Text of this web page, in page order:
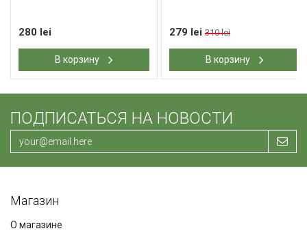
280 lei
В корзину
279 lei 310 lei
В корзину
ПОДПИСАТЬСЯ НА НОВОСТИ
Магазин
О магазине